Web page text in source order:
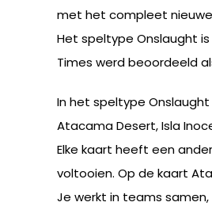
met het compleet
Het speltype Onslaught
Times werd beoordeeld
In het speltype
Atacama Desert, Isla
Elke kaart heeft een
voltooien. Op de kaart
Je werkt in teams